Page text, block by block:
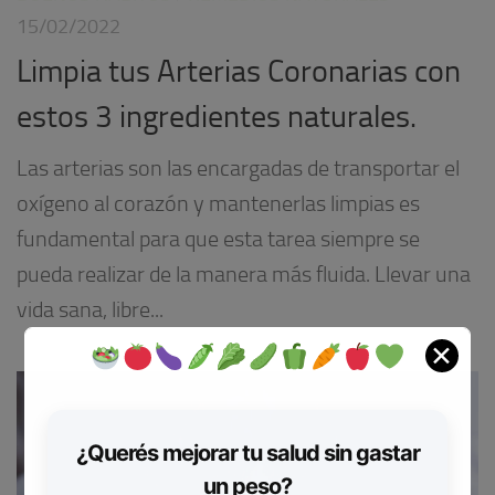
15/02/2022
Limpia tus Arterias Coronarias con
estos 3 ingredientes naturales.
Las arterias son las encargadas de transportar el
oxígeno al corazón y mantenerlas limpias es
fundamental para que esta tarea siempre se
pueda realizar de la manera más fluida. Llevar una
vida sana, libre...
✕
¿Querés mejorar tu salud sin gastar
un peso?